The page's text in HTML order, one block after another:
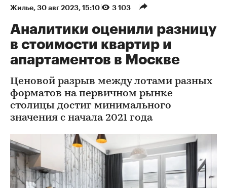
Жилье⁠, 30 авг 2023, 15:10 3 103
Аналитики оценили разницу
в стоимости квартир и
апартаментов в Москве
Ценовой разрыв между лотами разных
форматов на первичном рынке
столицы достиг минимального
значения с начала 2021 года